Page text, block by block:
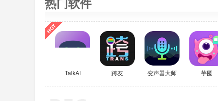
热门软件
TalkAI 跨友 变声器大师 芋圆